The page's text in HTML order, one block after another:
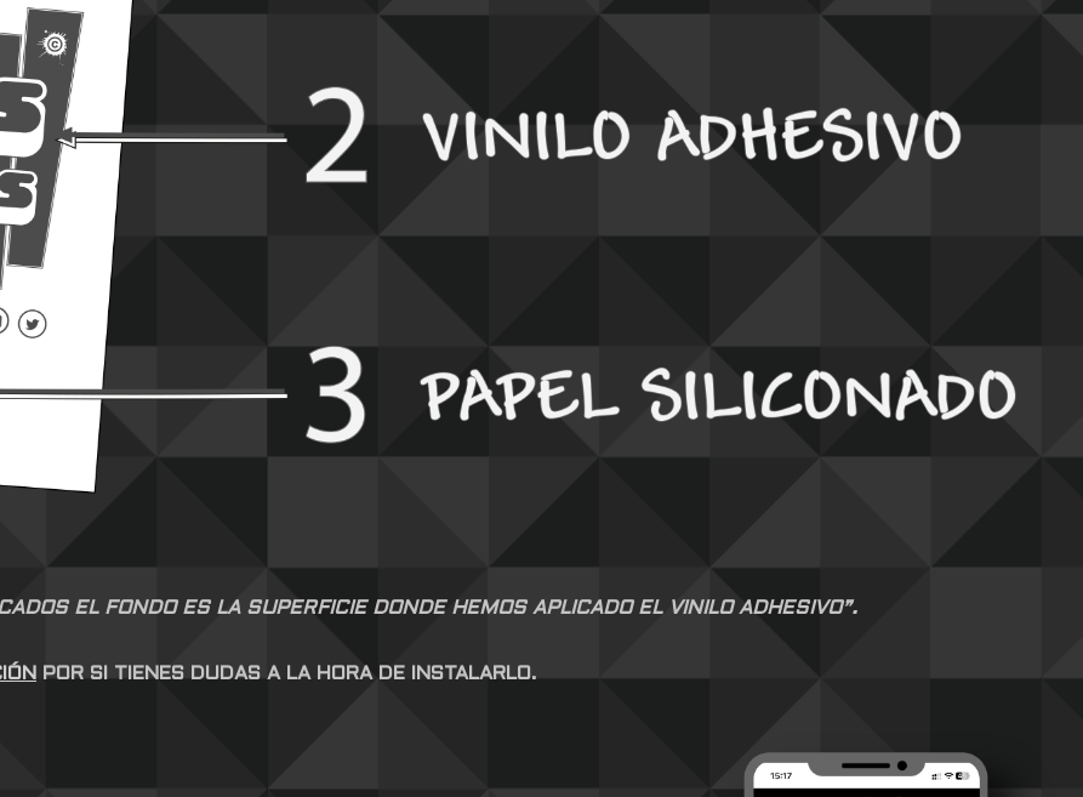
EL FONDO ES LA SUPERFICIE DONDE HEMOS APLICADO EL VINILO ADHESIVO”.
POR SI TIENES DUDAS A LA HORA DE INSTALARLO.